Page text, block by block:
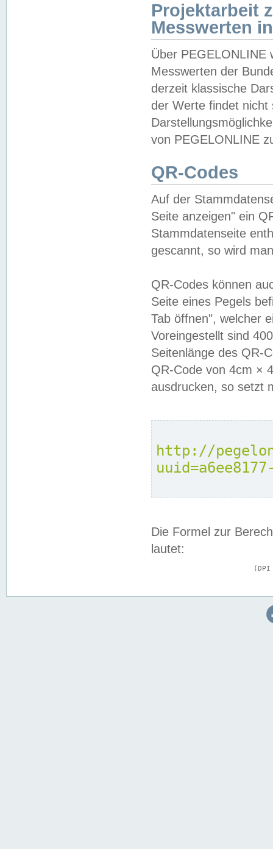
Projektarbeit
Messwerten
Über PEGELONLINE
Messwerten der
derzeit klassische
der Werte findet
von PEGELONLINE
QR-Codes
Auf der
Seite anzeigen" ein
Stammdatenseite
gescannt, so wird
QR-Codes können
Seite eines Pegels
Tab öffnen", welcher
Voreingestellt sind
Seitenlänge des QR-
QR-Code von 4cm ×
ausdrucken, so setzt
http://
Die Formel zur
lautet: